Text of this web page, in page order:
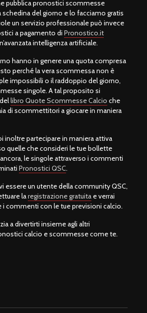
pubblica pronostici scommesse
schedina del giorno e lo facciamo gratis
un servizio professionale può invece
a pagamento di Pronostico.it
intelligenza artificiale.
hanno in genere una quota compresa
perché la vera scommessa non è
impossibili o il raddoppio del giorno,
singole. A tal proposito si
libro Quote Scommesse Calcio che
di scommettitori a giocare in maniera
inoltre partecipare in maniera attiva
quelle che consideri le tue bollette
le singole attraverso i commenti
Pronostici QSC.
essere un utente della community QSC,
laregistrazione gratuita e verrai
i commenti con le tue previsioni calcio.
a divertirti insieme agli altri
calcio e scommesse come te.